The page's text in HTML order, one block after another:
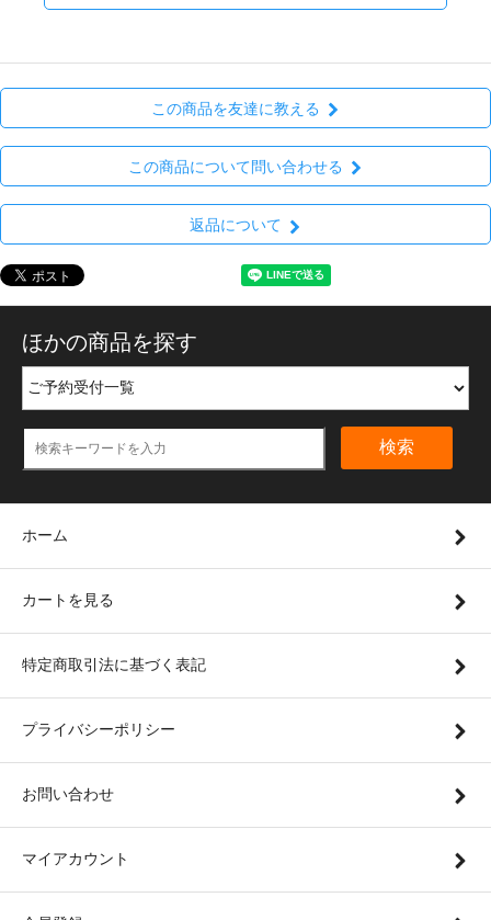
この商品を友達に教える
この商品について問い合わせる
返品について
ほかの商品を探す
検索
ホーム
カートを見る
特定商取引法に基づく表記
プライバシーポリシー
お問い合わせ
マイアカウント